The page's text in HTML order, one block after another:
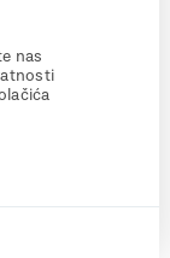
nas